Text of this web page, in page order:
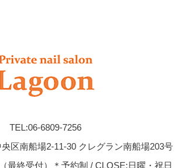
TEL:06-6809-7256
区南船場2-11-30 クレグラン南船場203号
最終受付）＊予約制 / CLOSE:日曜・祝日